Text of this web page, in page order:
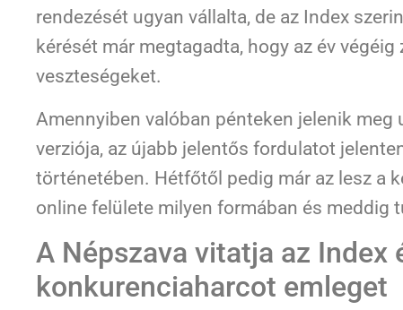
rendezését ugyan vállalta, de az Index
kérését már megtagadta, hogy az év
veszteségeket.
Amennyiben valóban pénteken jelenik meg
verziója, az újabb jelentős fordulatot
történetében. Hétfőtől pedig már az lesz a
online felülete milyen formában és meddig
A Népszava vitatja az Index
konkurenciaharcot emleget